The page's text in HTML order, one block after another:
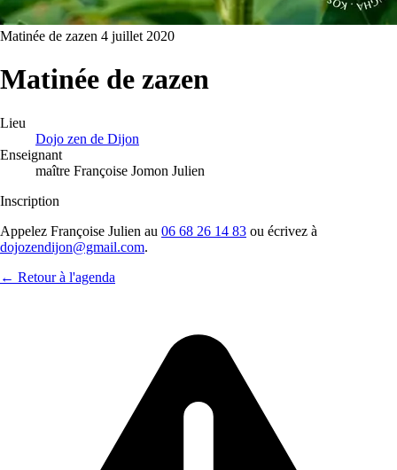
Matinée de zazen 4 juillet 2020
Matinée de zazen
Lieu
Dojo zen de Dijon
Enseignant
maître Françoise Jomon Julien
Inscription
Appelez Françoise Julien au 06 68 26 14 83 ou écrivez à
dojozendijon@gmail.com.
← Retour à l'agenda